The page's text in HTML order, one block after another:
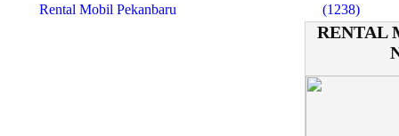
Rental Mobil Pekanbaru
(1238)
RENTAL